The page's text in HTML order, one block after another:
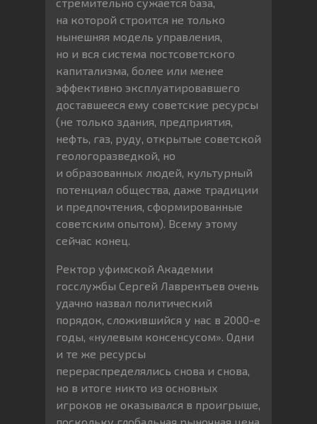
на которой строится не только
нынешняя модель управления,
но и вся система постсоветского
капитализма, более или менее
эффективно эксплуатировавшего
доставшееся ему советские ресурсы
(не только здания, предприятия,
нефть, газ, руду, открытые советской
геологоразведкой, но
и образованных людей, культурный
потенциал общества, даже традиции
и предпочтения, сформированные
советским опытом). Всему этому
сейчас конец.
Ректор уфимской Академии
госслужбы Сергей Лаврентьев очень
удачно назвал политический
порядок, сложившийся у нас в 2000-е
годы, «нулевым консенсусом». Одни
и те же ресурсы
перераспределялись снова и снова,
но в итоге никто из основных
игроков не оказывался в проигрыше,